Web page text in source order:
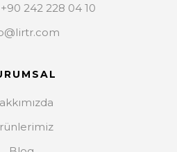
242 228 04 10